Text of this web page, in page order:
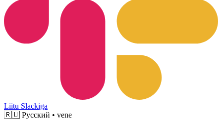
Liitu Slackiga
🇷🇺 Русский • vene